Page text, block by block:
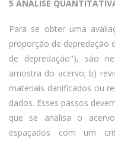
5 ANÁLISE
Para se obter uma
proporção de depredação
de depredação"), são
amostra do acervo; b)
materiais danificados ou
dados. Esses passos
que se analisa o
espaçados com um